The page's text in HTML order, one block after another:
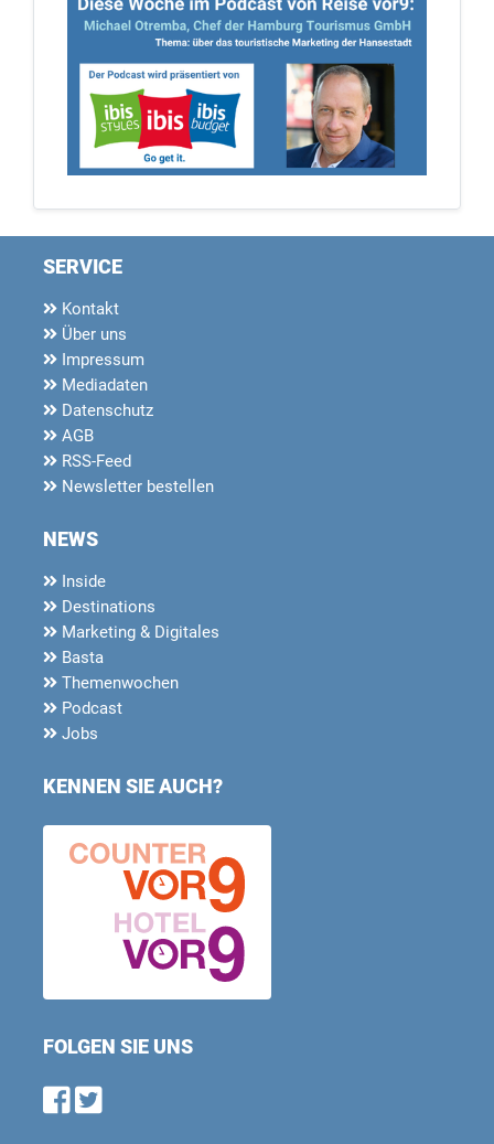
SERVICE
Kontakt
Über uns
Impressum
Mediadaten
Datenschutz
AGB
RSS-Feed
Newsletter bestellen
NEWS
Inside
Destinations
Marketing & Digitales
Basta
Themenwochen
Podcast
Jobs
KENNEN SIE AUCH?
FOLGEN SIE UNS
Find us on Facebook
Follow us on Twitter